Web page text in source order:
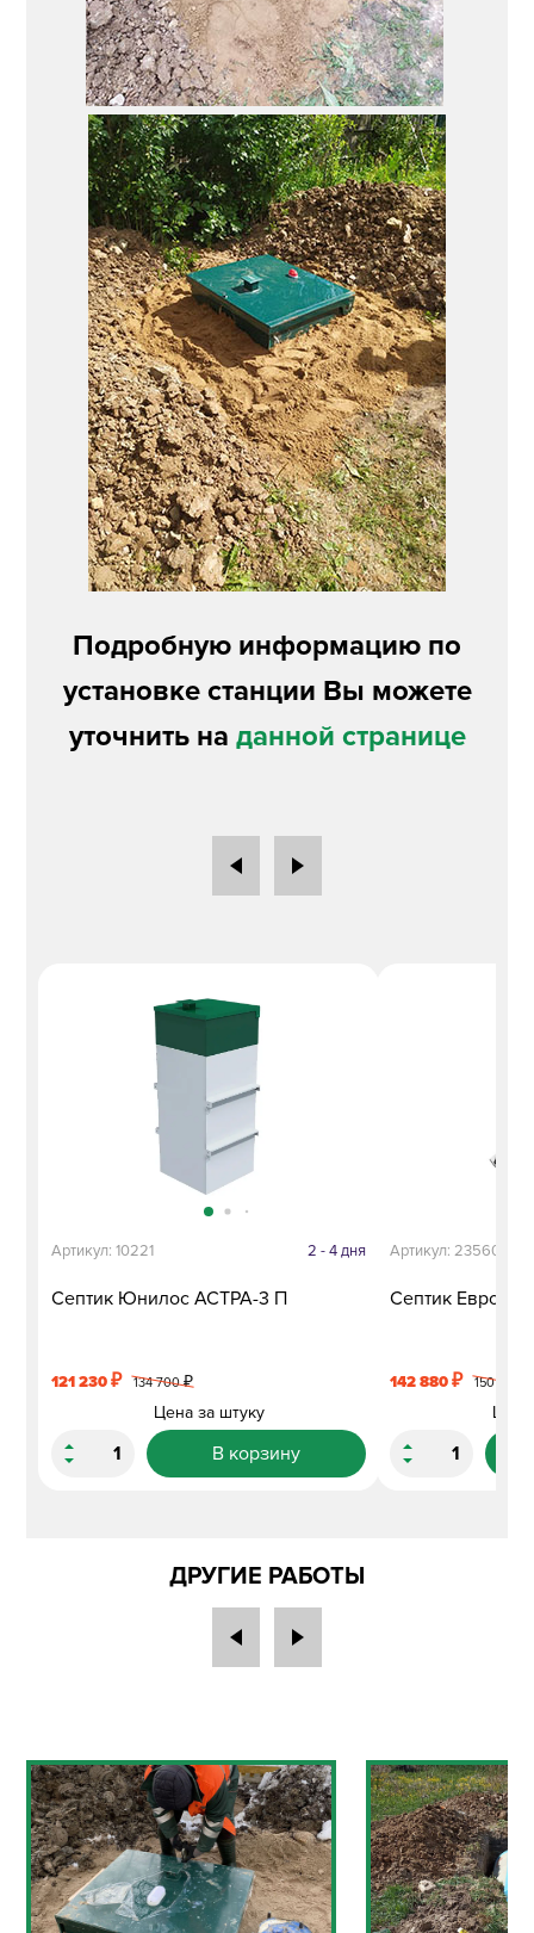
Подробную информацию по
установке станции Вы можете
уточнить на данной странице
Септик Юнилос АСТРА-3 П
Артикул: 10221 2 - 4 дня
121 230₽ 134 700₽
Цена за штуку
В корзину
Септик
Артикул: 23560
142 880₽ 150 400
Цена
ДРУГИЕ РАБОТЫ